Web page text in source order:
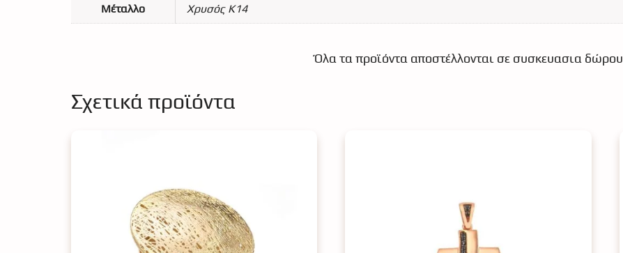
Μέταλλο Χρυσός Κ14
Όλα τα προϊόντα αποστέλλονται σε συσκευασια δώρου
Σχετικά προϊόντα